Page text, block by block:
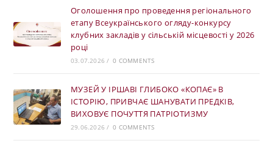
Оголошення про проведення регіонального
етапу Всеукраїнського огляду-конкурсу
клубних закладів у сільській місцевості у 2026
році
03.07.2026 / 0 COMMENTS
МУЗЕЙ У ІРШАВІ ГЛИБОКО «КОПАЄ» В
ІСТОРІЮ, ПРИВЧАЄ ШАНУВАТИ ПРЕДКІВ,
ВИХОВУЄ ПОЧУТТЯ ПАТРІОТИЗМУ
29.06.2026 / 0 COMMENTS